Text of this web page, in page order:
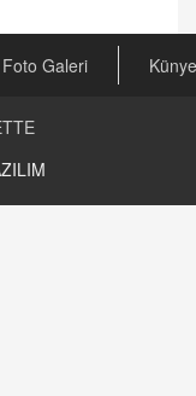
Foto Galeri Künye